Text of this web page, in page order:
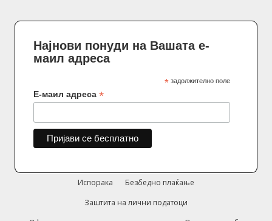
Најнови понуди на Вашата е-
маил адреса
* задолжително поле
Е-маил адреса *
Испорака
Безбедно плаќање
Заштита на лични податоци